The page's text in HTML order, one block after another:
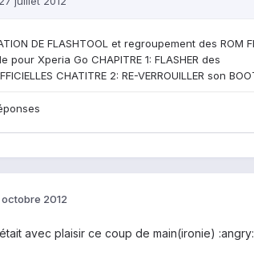
octobre 2012
avec plaisir ce coup de main(ironie) :angry: